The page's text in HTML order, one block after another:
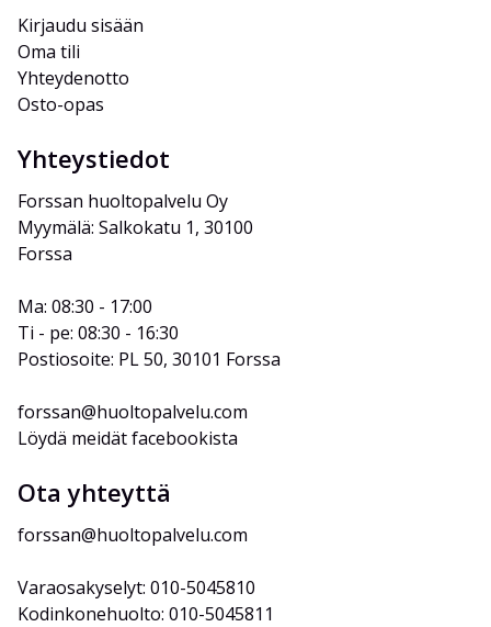
Kirjaudu sisään
Oma tili
Yhteydenotto
Osto-opas
Yhteystiedot
Forssan huoltopalvelu Oy
Myymälä: Salkokatu 1, 30100
Forssa
Ma: 08:30 - 17:00
Ti - pe: 08:30 - 16:30
Postiosoite: PL 50, 30101 Forssa
forssan@huoltopalvelu.com
Löydä meidät facebookista
Ota yhteyttä
forssan@huoltopalvelu.com
Varaosakyselyt: 010-5045810
Kodinkonehuolto: 010-5045811